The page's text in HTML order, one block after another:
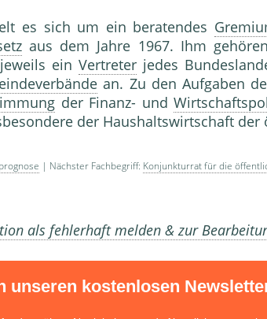
es sich um ein beratendes
aus dem Jahre 1967. Ihm
ein Vertreter jedes
an. Zu den Aufgaben
der Finanz- und
der Haushaltswirtschaft der
| Nächster Fachbegriff: Konjunkturrat für die
als fehlerhaft melden & zur
unseren kostenlosen